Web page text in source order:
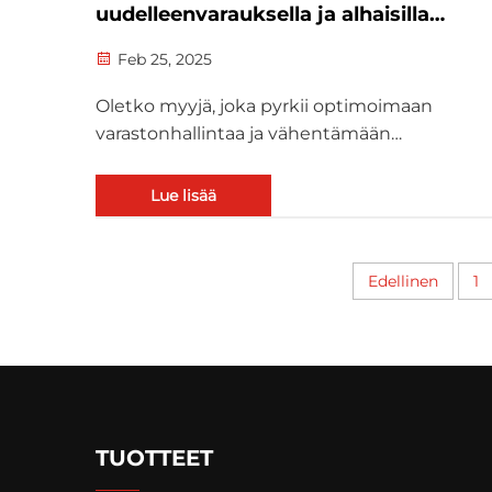
uudelleenvarauksella ja alhaisilla
Feb 25, 2025
Oletko myyjä, joka pyrkii optimoimaan
varastonhallintaa ja vähentämään
varastojakelupalvelu (AWD) tarjoaa tehokkaan
kustannustehokkaan ratkaisun, erityisesti
käyttöönotto alkaa 1. huhtikuuta 202...
Lue lisää
Edellinen 1
TUOTTEET